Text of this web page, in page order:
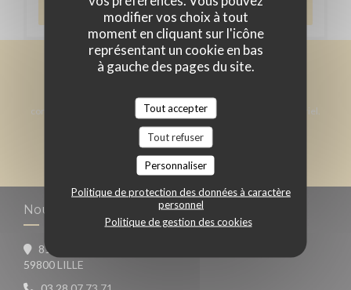
modifier vos choix à tout
moment en cliquant sur l'icône
représentant un cookie en bas
à gauche des pages du site.
Tout accepter
Tout refuser
Personnaliser
Politique de protection des données à caractère
personnel
Politique de gestion des cookies
RÉSERVER
Newsletter*
Inscrivez-vous à notre lettre d'information pour recevoir des
communications personnalisées et des offres marketing par courriel.
S'ABONNER
Nous contacter
81 rue d'Angleterre
59800 LILLE